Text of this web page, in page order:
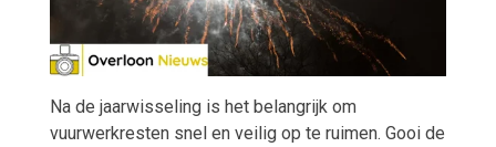
Na de jaarwisseling is het belangrijk om
vuurwerkresten snel en veilig op te ruimen. Gooi de